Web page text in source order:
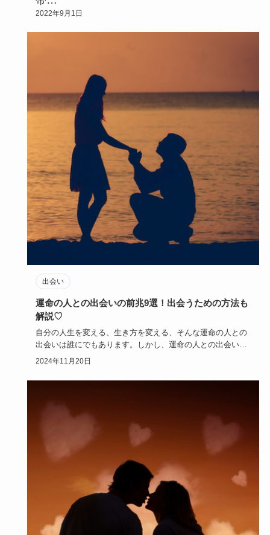
2022年9月1日
出会い
運命の人との出会いの前兆9選！出会うための方法も
解説♡
自分の人生を変える、生き方を変える、そんな運命の人との
出会いは誰にでもあります。しかし、運命の人との出会いは
いつ訪れるのか…
2024年11月20日